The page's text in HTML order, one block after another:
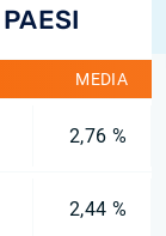
MEDIA
2,76 %
2,44 %